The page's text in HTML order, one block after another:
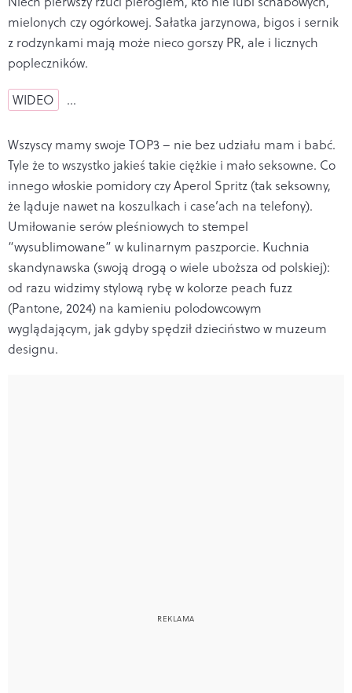
mielonych czy ogórkowej. Sałatka jarzynowa, bigos i sernik
z rodzynkami mają może nieco gorszy PR, ale i licznych
popleczników.
WIDEO …
Wszyscy mamy swoje TOP3 – nie bez udziału mam i babć.
Tyle że to wszystko jakieś takie ciężkie i mało seksowne. Co
innego włoskie pomidory czy Aperol Spritz (tak seksowny,
że ląduje nawet na koszulkach i case’ach na telefony).
Umiłowanie serów pleśniowych to stempel
“wysublimowane” w kulinarnym paszporcie. Kuchnia
skandynawska (swoją drogą o wiele uboższa od polskiej):
od razu widzimy stylową rybę w kolorze peach fuzz
(Pantone, 2024) na kamieniu polodowcowym
wyglądającym, jak gdyby spędził dzieciństwo w muzeum
designu.